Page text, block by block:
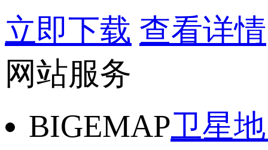
立即下载 查看详情
网站服务
BIGEMAP卫星